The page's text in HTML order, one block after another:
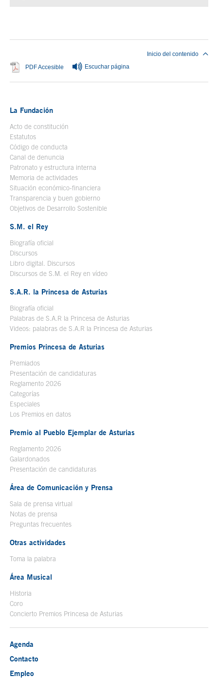
PDF Accesible Se abre en ventana nueva
Escuchar página
Inicio del contenido
La Fundación
Acto de constitución
Estatutos
Código de conducta
Canal de denuncia
Patronato y estructura interna
Memoria de actividades
Situación económico-financiera
Transparencia y buen gobierno
Objetivos de Desarrollo Sostenible
S.M. el Rey
Biografía oficial
Discursos
Libro digital. Discursos
Discursos de S.M. el Rey en vídeo
S.A.R. la Princesa de Asturias
Biografía oficial
Palabras de S.A.R la Princesa de Asturias
Videos: palabras de S.A.R la Princesa de Asturias
Premios Princesa de Asturias
Premiados
Presentación de candidaturas
Reglamento 2026
Categorías
Especiales
Los Premios en datos
Premio al Pueblo Ejemplar de Asturias
Reglamento 2026
Galardonados
Presentación de candidaturas
Área de Comunicación y Prensa
Sala de prensa virtual
Notas de prensa
Preguntas frecuentes
Otras actividades
Toma la palabra
Área Musical
Historia
Coro
Concierto Premios Princesa de Asturias
Agenda
Contacto
Empleo